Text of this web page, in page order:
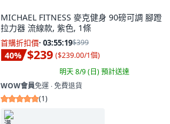
MICHAEL FITNESS 麥克健身 90磅可調 腳蹬
拉力器 流線款, 紫色, 1條
首購折扣價· 03:55:18$399
40% $239 ($239.00/1個)
明天 8/9 (日)預計送達
WOW會員免運 ∙ 免費退貨
(1)